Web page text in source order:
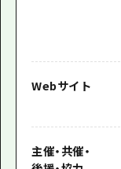
Webサイト
主催・共催・